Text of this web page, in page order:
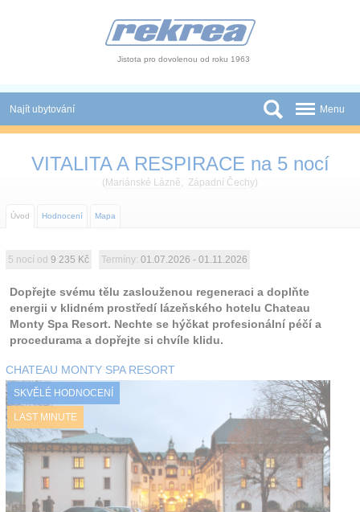
Jistota pro dovolenou od roku 1963
Najít ubytování
Autobusové zájezdy
Atrakce
O nás
Kontakt
Menu
VITALITA A RESPIRACE na 5 nocí
( Mariánské Lázně, Západní Čechy)
Úvod Hodnocení Mapa
5 nocí od 9 235 Kč Termíny: 01.07.2026 - 01.11.2026
Dopřejte svému tělu zaslouženou regeneraci a doplňte
energii v klidném prostředí lázeňského hotelu Chateau
Monty Spa Resort. Nechte se hýčkat profesionální péčí a
procedurama a dopřejte si chvíle klidu.
CHATEAU MONTY SPA RESORT
SKVĚLÉ HODNOCENÍ
LAST MINUTE